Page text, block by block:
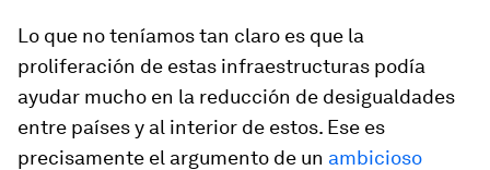
Lo que no teníamos tan claro es que la
proliferación de estas infraestructuras podía
ayudar mucho en la reducción de desigualdades
entre países y al interior de estos. Ese es
precisamente el argumento de un ambicioso